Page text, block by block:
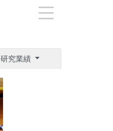
研究業績